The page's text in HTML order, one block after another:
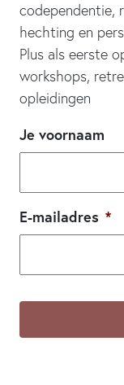
codependentie,
hechting en
Plus als eerste
workshops,
opleidingen
Je voornaam
E-mailadres *
CAPTCHA